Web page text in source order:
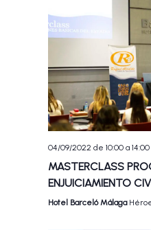
04/09/2022 de 10:00 a 14:00
MASTERCLASS
ENJUICIAMIENTO
Hotel Barceló Málaga